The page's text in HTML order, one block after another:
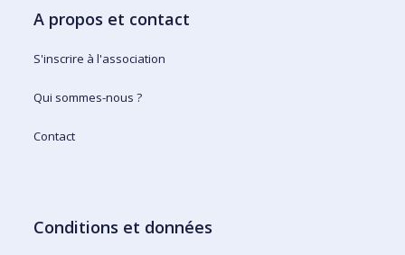
A propos et contact
S'inscrire à l'association
Qui sommes-nous ?
Contact
Conditions et données